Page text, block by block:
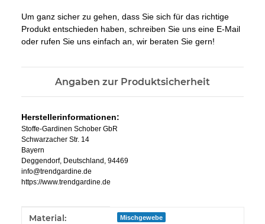
Um ganz sicher zu gehen, dass Sie sich für das richtige
Produkt entschieden haben, schreiben Sie uns eine E-Mail
oder rufen Sie uns einfach an, wir beraten Sie gern!
Angaben zur Produktsicherheit
Herstellerinformationen:
Stoffe-Gardinen Schober GbR
Schwarzacher Str. 14
Bayern
Deggendorf, Deutschland, 94469
info@trendgardine.de
https://www.trendgardine.de
Produkteigenschaft
Wert
Material: Mischgewebe